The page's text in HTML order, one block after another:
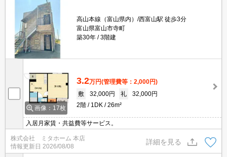
高山本線（富山県内）/西富山駅 徒歩3分
富山県富山市寺町
築30年
3階建
画像：17枚
3.2万円(管理費等：2,000円)
敷
32,000円 礼
32,000円
2階
1DK 26m²
入居月家賃・共益費等サービス。
株式会社 ミタホーム 本店
情報更新日 2026/08/08
詳細を見る